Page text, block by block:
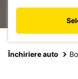
Închiriere auto